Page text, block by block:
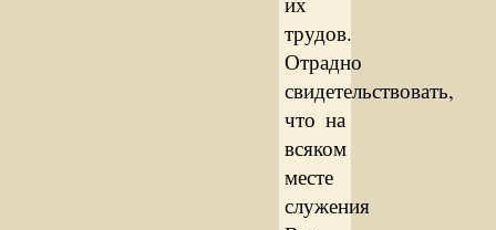
трудов.
Отрадно
свидетельствовать,
что на
всяком
месте
служения